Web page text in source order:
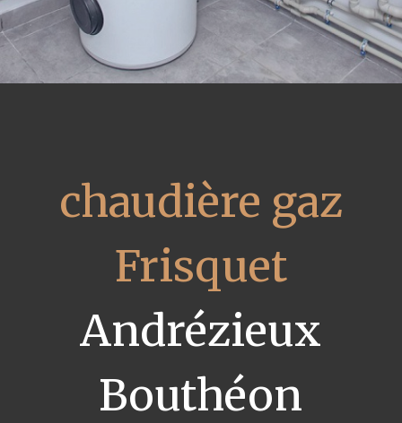
chaudière gaz
Frisquet
Andrézieux
Bouthéon